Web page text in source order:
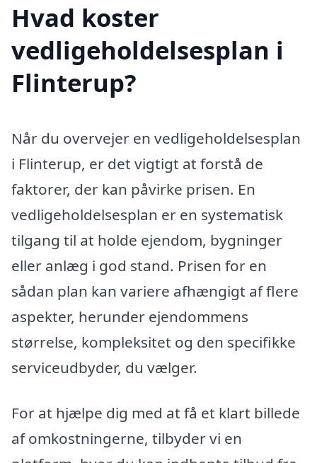
Hvad koster
vedligeholdelsesplan i
Flinterup?
Når du overvejer en vedligeholdelsesplan
i Flinterup, er det vigtigt at forstå de
faktorer, der kan påvirke prisen. En
vedligeholdelsesplan er en systematisk
tilgang til at holde ejendom, bygninger
eller anlæg i god stand. Prisen for en
sådan plan kan variere afhængigt af flere
aspekter, herunder ejendommens
størrelse, kompleksitet og den specifikke
serviceudbyder, du vælger.
For at hjælpe dig med at få et klart billede
af omkostningerne, tilbyder vi en